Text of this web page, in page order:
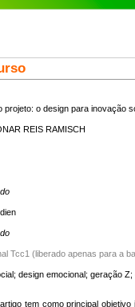
projeto: o design para inovação
REIS RAMISCH
Tcc1 (liberado apenas para a
design emocional; geração Z;
tem como principal